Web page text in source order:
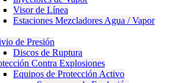
Visor de Línea
Estaciones Mezcladores Agua / Vapor
de Presión
Discos de Ruptura
Contra Explosiones
Equipos de Protección Activo